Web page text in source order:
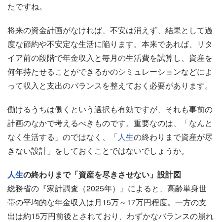
たですね。
将来の資金計画がなければ、不安は消えず、結果として過
度な節約や不安定な生活に陥ります。本来であれば、リタ
イア前の段階で年金収入と毎月の生活費を試算し、資産を
何年持たせることができるかのシミュレーションなどによ
って収入と支出のバランスを整えておく必要があります。
働けるうちは働くという選択も有効ですが、それも事前の
計画のなかで考えるべきものです。重要なのは、「なんと
なく生活する」のではなく、「人生の終わりまで資産が尽
きない設計」をしておくことではないでしょうか。
人生の終わりまで「資産を尽きさせない」設計図
総務省の『家計調査（2025年）』によると、高齢単身世
帯の平均的な年金収入は月15万～17万円程度。一方の支
出は約15万円前後とされており、わずかなバランスの崩れ